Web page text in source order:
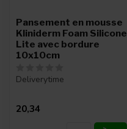
Pansement en mousse
Kliniderm Foam Silicone
Lite avec bordure
10x10cm
Deliverytime
20,34